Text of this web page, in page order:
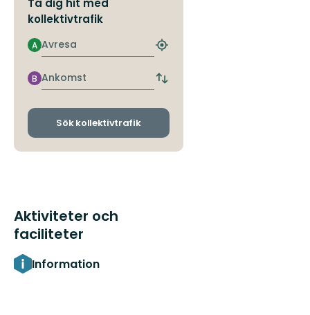
Ta dig hit med
kollektivtrafik
Avresa
A
Hitta
hållplats
Ankomst
B
Byt
och
Sök kollektivtrafik
Aktiviteter och
faciliteter
Information